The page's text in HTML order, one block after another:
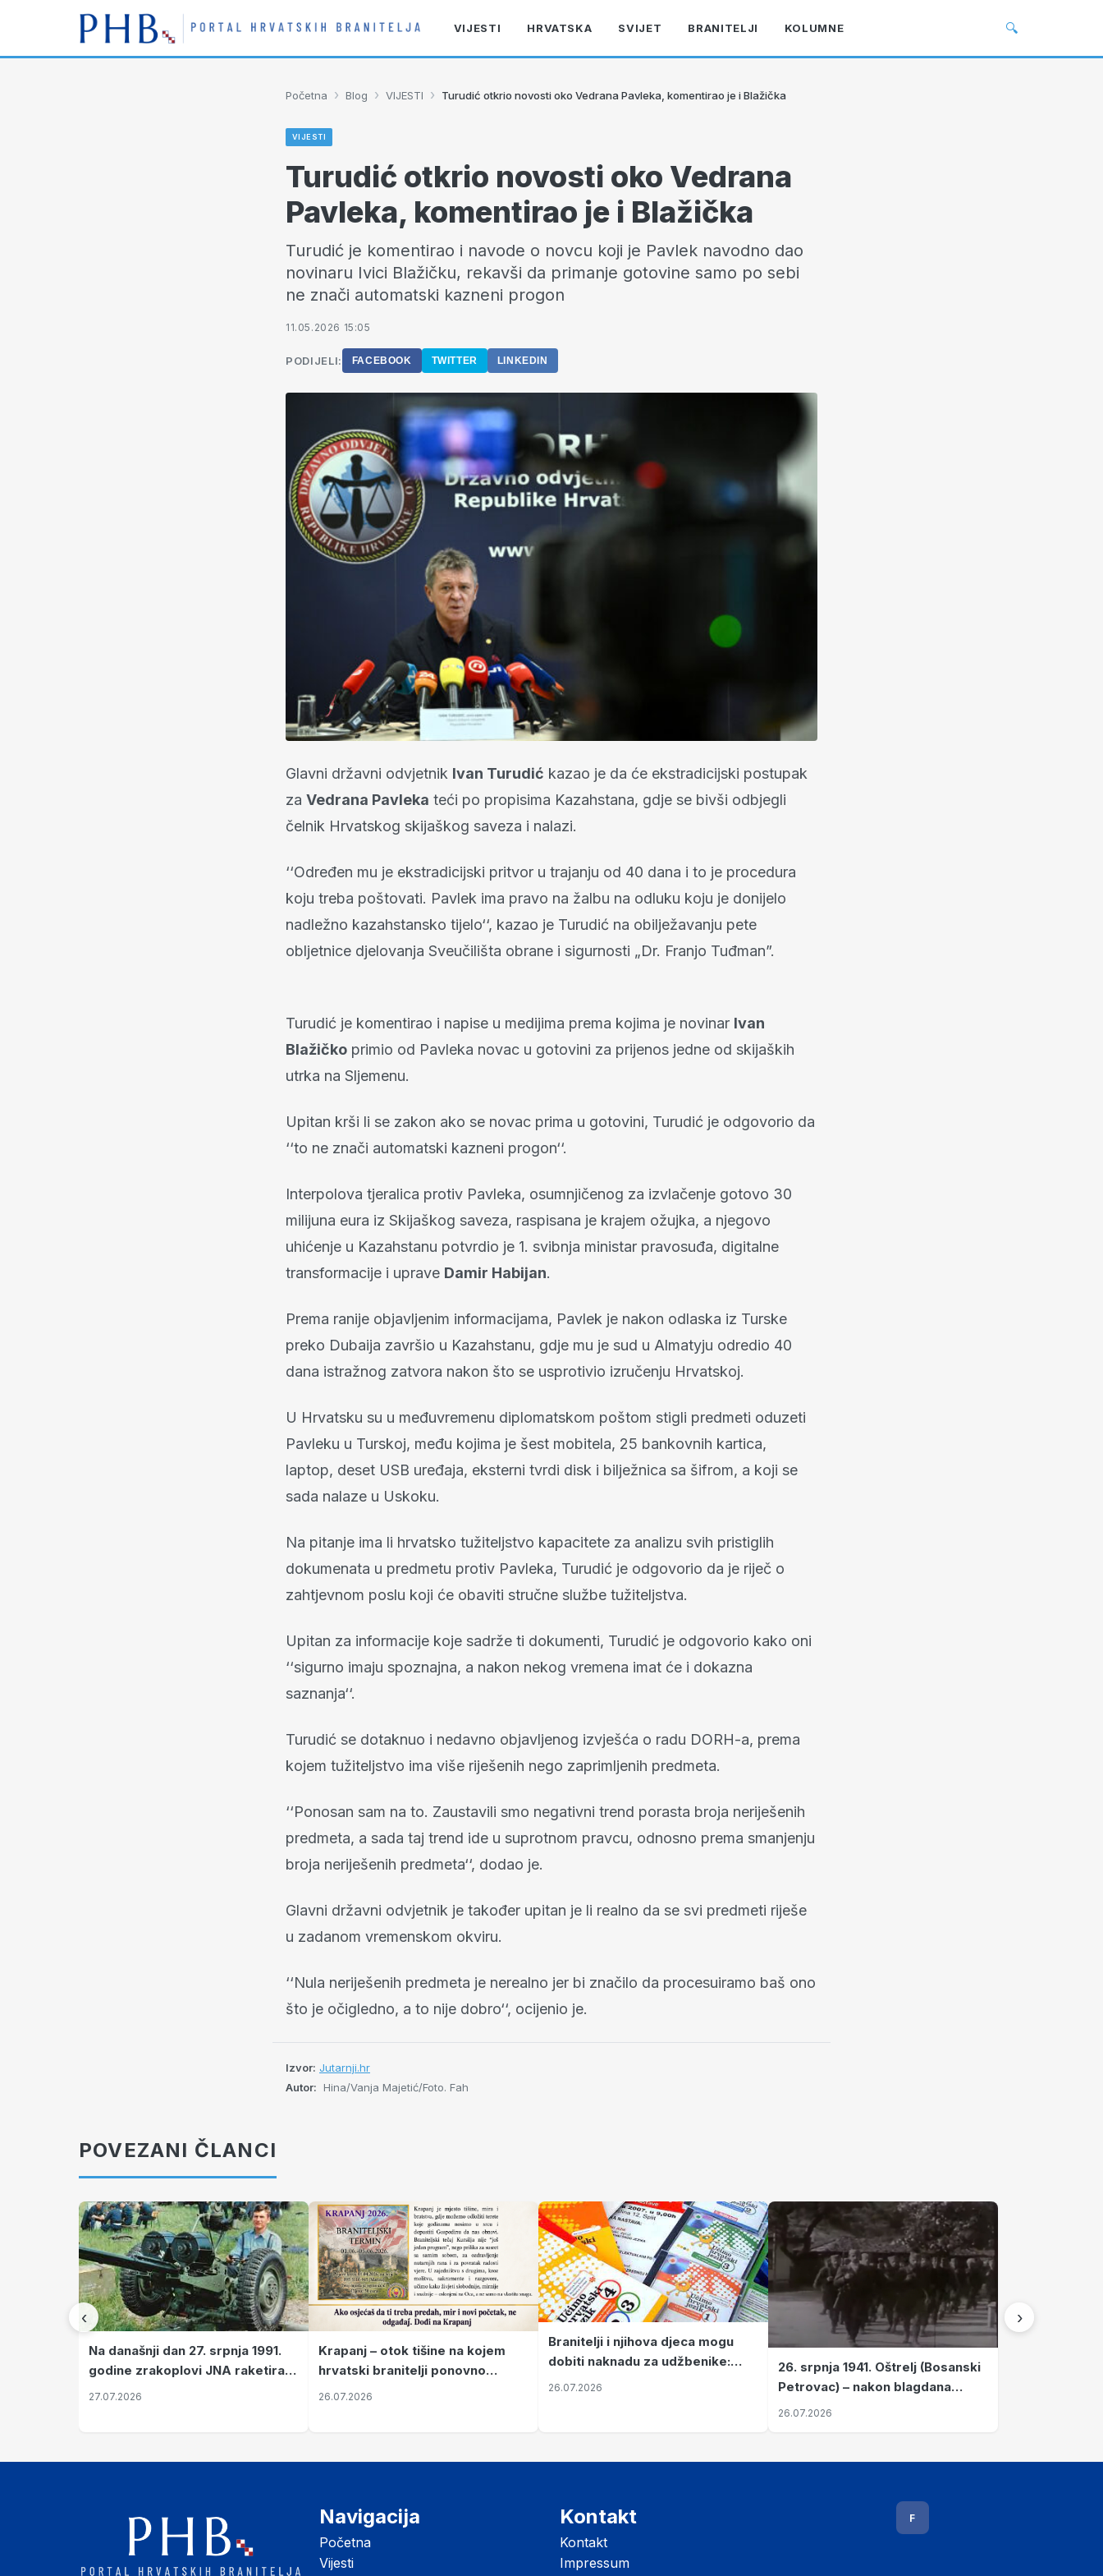
VIJESTI HRVATSKA SVIJET BRANITELJI KOLUMNE 🔍
Početna › Blog › VIJESTI › Turudić otkrio novosti oko Vedrana Pavleka, komentirao je i Blažička
VIJESTI
Turudić otkrio novosti oko Vedrana
Pavleka, komentirao je i Blažička
Turudić je komentirao i navode o novcu koji je Pavlek navodno dao
novinaru Ivici Blažičku, rekavši da primanje gotovine samo po sebi
ne znači automatski kazneni progon
11.05.2026 15:05
PODIJELI: FACEBOOK TWITTER LINKEDIN
Glavni državni odvjetnik Ivan Turudić kazao je da će ekstradicijski postupak
za Vedrana Pavleka teći po propisima Kazahstana, gdje se bivši odbjegli
čelnik Hrvatskog skijaškog saveza i nalazi.
‘‘Određen mu je ekstradicijski pritvor u trajanju od 40 dana i to je procedura
koju treba poštovati. Pavlek ima pravo na žalbu na odluku koju je donijelo
nadležno kazahstansko tijelo‘‘, kazao je Turudić na obilježavanju pete
obljetnice djelovanja Sveučilišta obrane i sigurnosti „Dr. Franjo Tuđman”.
Turudić je komentirao i napise u medijima prema kojima je novinar Ivan
Blažičko primio od Pavleka novac u gotovini za prijenos jedne od skijaških
utrka na Sljemenu.
Upitan krši li se zakon ako se novac prima u gotovini, Turudić je odgovorio da
‘‘to ne znači automatski kazneni progon‘‘.
Interpolova tjeralica protiv Pavleka, osumnjičenog za izvlačenje gotovo 30
milijuna eura iz Skijaškog saveza, raspisana je krajem ožujka, a njegovo
uhićenje u Kazahstanu potvrdio je 1. svibnja ministar pravosuđa, digitalne
transformacije i uprave Damir Habijan.
Prema ranije objavljenim informacijama, Pavlek je nakon odlaska iz Turske
preko Dubaija završio u Kazahstanu, gdje mu je sud u Almatyju odredio 40
dana istražnog zatvora nakon što se usprotivio izručenju Hrvatskoj.
U Hrvatsku su u međuvremenu diplomatskom poštom stigli predmeti oduzeti
Pavleku u Turskoj, među kojima je šest mobitela, 25 bankovnih kartica,
laptop, deset USB uređaja, eksterni tvrdi disk i bilježnica sa šifrom, a koji se
sada nalaze u Uskoku.
Na pitanje ima li hrvatsko tužiteljstvo kapacitete za analizu svih pristiglih
dokumenata u predmetu protiv Pavleka, Turudić je odgovorio da je riječ o
zahtjevnom poslu koji će obaviti stručne službe tužiteljstva.
Upitan za informacije koje sadrže ti dokumenti, Turudić je odgovorio kako oni
‘‘sigurno imaju spoznajna, a nakon nekog vremena imat će i dokazna
saznanja‘‘.
Turudić se dotaknuo i nedavno objavljenog izvješća o radu DORH-a, prema
kojem tužiteljstvo ima više riješenih nego zaprimljenih predmeta.
‘‘Ponosan sam na to. Zaustavili smo negativni trend porasta broja neriješenih
predmeta, a sada taj trend ide u suprotnom pravcu, odnosno prema smanjenju
broja neriješenih predmeta‘‘, dodao je.
Glavni državni odvjetnik je također upitan je li realno da se svi predmeti riješe
u zadanom vremenskom okviru.
‘‘Nula neriješenih predmeta je nerealno jer bi značilo da procesuiramo baš ono
što je očigledno, a to nije dobro‘‘, ocijenio je.
Izvor: Jutarnji.hr
Autor: Hina/Vanja Majetić/Foto. Fah
POVEZANI ČLANCI
‹
Na današnji dan 27. srpnja 1991.
godine zrakoplovi JNA raketirali
su vojarnu i obučni centar "Nikola
27.07.2026
Krapanj – otok tišine na kojem
hrvatski branitelji ponovno
pronalaze mir
26.07.2026
Branitelji i njihova djeca mogu
dobiti naknadu za udžbenike:
zahtjevi se podnose do 31.
26.07.2026
26. srpnja 1941. Oštrelj (Bosanski
Petrovac) – nakon blagdana
Svete Ane izvršen napad srpskih
26.07.2026
›
Navigacija
Početna
Vijesti
Kontakt
Kontakt
Impressum
F